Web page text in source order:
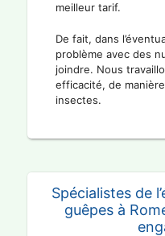
meilleur tarif.
De fait, dans
problème avec des
joindre. Nous
efficacité, de
insectes.
Spécialistes de
guêpes à